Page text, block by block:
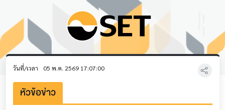
วันที่/เวลา 05 พ.ค. 2569 17:07:00
หัวข้อข่าว